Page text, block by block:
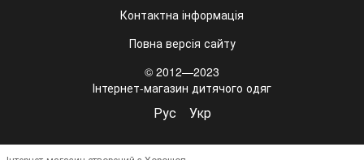
Контактна інформація
Повна версія сайту
© 2012—2023
Інтернет-магазин дитячого одяг
Рус Укр